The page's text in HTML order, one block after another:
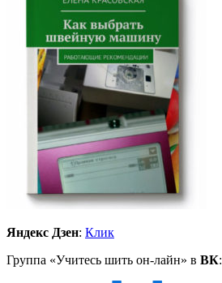
Яндекс Дзен: Клик
Группа «Учитесь шить он-лайн» в ВК: